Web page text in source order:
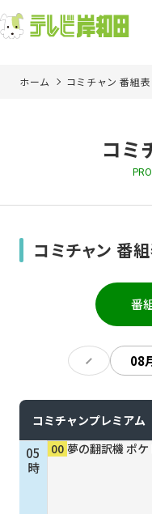
ご加入を検討中の方
現在ご利用中の方
ホーム コミチャン 番組表
コミ
コミチャン 番
番
コミチャンプレミアム
05
時
00 夢の翻訳機 ポ